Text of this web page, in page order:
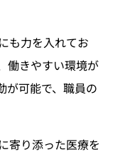
も力を入れてお
働きやすい環境が
が可能で、職員の
寄り添った医療を